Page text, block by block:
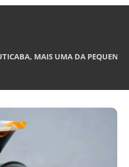
MAIS UMA DA